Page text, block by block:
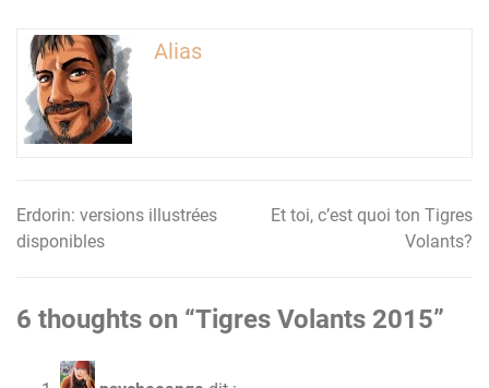
Alias
Navigation
de
Erdorin: versions illustrées
disponibles
Et toi, c’est quoi ton Tigres
Volants?
6 thoughts on “Tigres Volants 2015”